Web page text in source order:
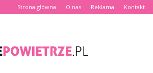
Strona główna O nas Reklama Kontakt